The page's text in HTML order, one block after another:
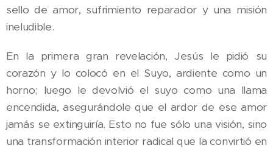
sello de amor, sufrimiento reparador y una misión
ineludible.
En la primera gran revelación, Jesús le pidió su
corazón y lo colocó en el Suyo, ardiente como un
horno; luego le devolvió el suyo como una llama
encendida, asegurándole que el ardor de ese amor
jamás se extinguiría. Esto no fue sólo una visión, sino
una transformación interior radical que la convirtió en